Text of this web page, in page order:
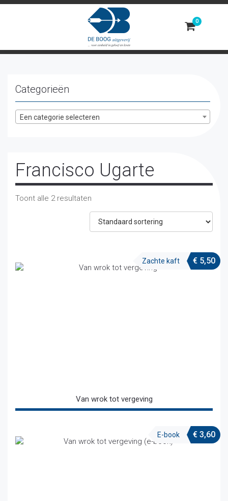
Categorieën
Een categorie selecteren
Francisco Ugarte
Toont alle 2 resultaten
Van wrok tot vergeving
Zachte kaft € 5,50
E-book € 3,60